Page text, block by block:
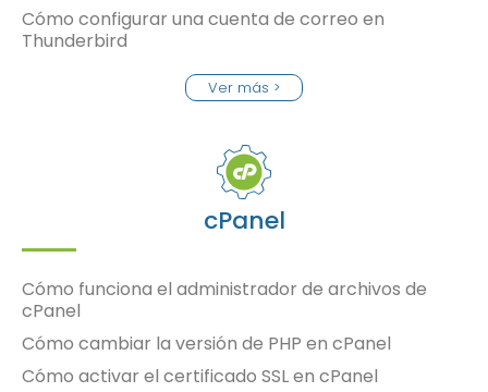
Cómo configurar una cuenta de correo en
Thunderbird
Ver más >
cPanel
Cómo funciona el administrador de archivos de
cPanel
Cómo cambiar la versión de PHP en cPanel
Cómo activar el certificado SSL en cPanel